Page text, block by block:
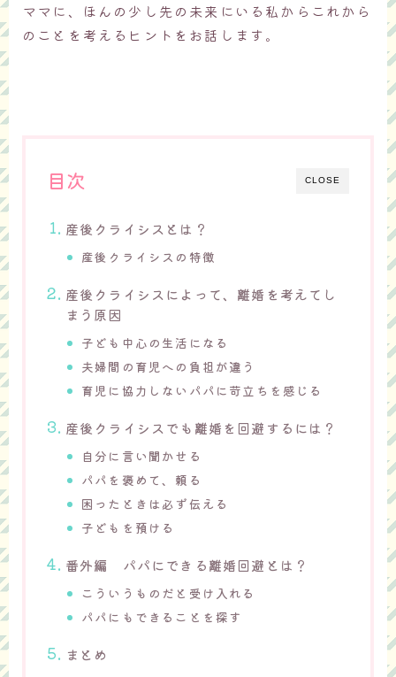
ママに、ほんの少し先の未来にいる私からこれから
のことを考えるヒントをお話します。
CLOSE
目次
産後クライシスとは？
産後クライシスの特徴
産後クライシスによって、離婚を考えてし
まう原因
子ども中心の生活になる
夫婦間の育児への負担が違う
育児に協力しないパパに苛立ちを感じる
産後クライシスでも離婚を回避するには？
自分に言い聞かせる
パパを褒めて、頼る
困ったときは必ず伝える
子どもを預ける
番外編 パパにできる離婚回避とは？
こういうものだと受け入れる
パパにもできることを探す
まとめ